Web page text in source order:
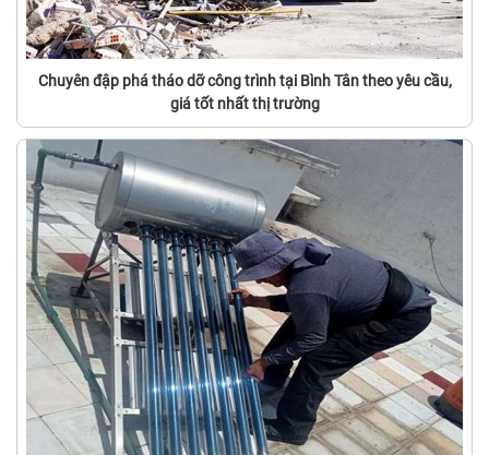
Chuyên đập phá tháo dỡ công trình tại Bình Tân theo yêu cầu,
giá tốt nhất thị trường